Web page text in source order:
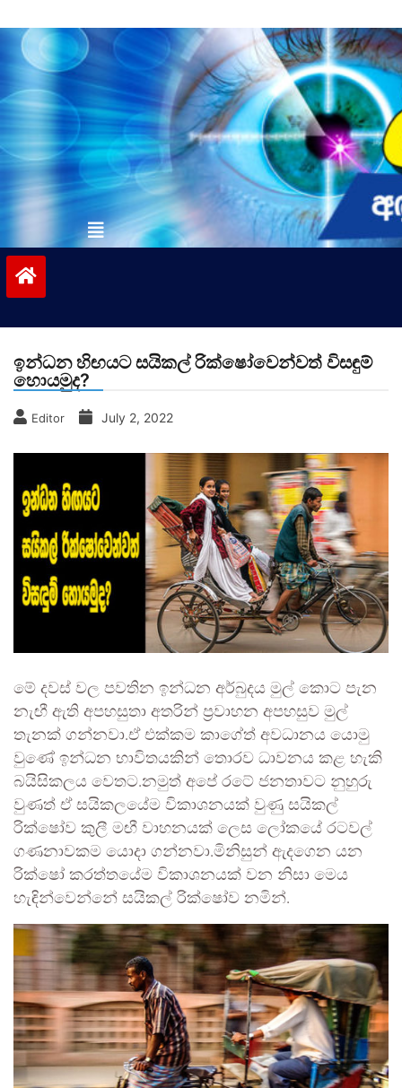
to
contentvinivida.lk
ඉන්ධන හිඟයට සයිකල් රික්ෂෝවෙන්වත් විසඳුම්
හොයමුද?
Editor July 2, 2022
මේ දවස් වල පවතින ඉන්ධන අර්බුදය මුල් කොට පැන
නැඟී ඇති අපහසුතා අතරින් ප්‍රවාහන අපහසුව මුල්
තැනක් ගන්නවා.ඒ එක්කම කාගේත් අවධානය යොමු
වුණේ ඉන්ධන භාවිතයකින් තොරව ධාවනය කළ හැකි
බයිසිකලය වෙතට.නමුත් අපේ රටේ ජනතාවට නුහුරු
වුණත් ඒ සයිකලයේම විකාශනයක් වුණු සයිකල්
රික්ෂෝව කුලී මඟී වාහනයක් ලෙස ලෝකයේ රටවල්
ගණනාවකම යොදා ගන්නවා.මිනිසුන් ඇදගෙන යන
රික්ෂෝ කරත්තයේම විකාශනයක් වන නිසා මෙය
හැඳින්වෙන්නේ සයිකල් රික්ෂෝව නමින්.